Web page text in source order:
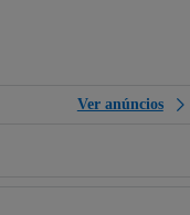
Ver anúncios